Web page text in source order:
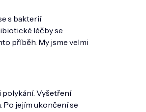
s bakterií
léčby se
příběh. My jsme velmi
polykání. Vyšetření
jejím ukončení se